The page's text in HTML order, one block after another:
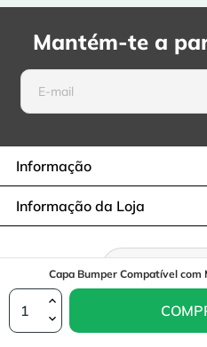
Capa Bumper Compatível com
Mantém-te a
Informação
Informação da Loja
Retratar-
© 2026— La Casa de las Carcasas